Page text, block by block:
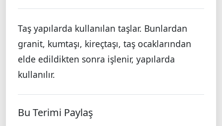
Taş yapılarda kullanılan taşlar. Bunlardan
granit, kumtaşı, kireçtaşı, taş ocaklarından
elde edildikten sonra işlenir, yapılarda
kullanılır.
Bu Terimi Paylaş